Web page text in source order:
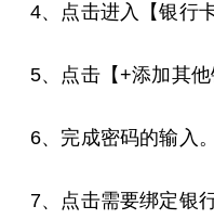
4、点击进入【银行卡
5、点击【+添加其他
6、完成密码的输入。
7、点击需要绑定银